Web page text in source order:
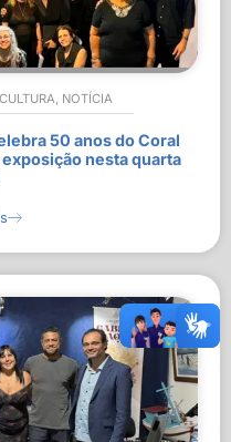
CULTURA, NOTÍCIA
50 anos do Coral
nesta quarta